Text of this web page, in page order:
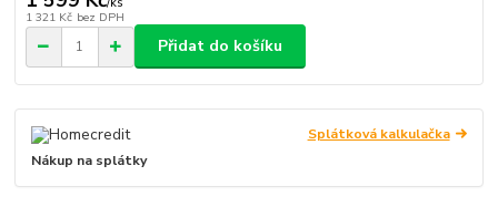
1 321 Kč bez DPH
Přidat do košíku
Splátková kalkulačka
Nákup na splátky